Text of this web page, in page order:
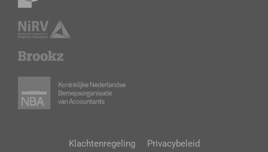
Klachtenregeling Privacybeleid